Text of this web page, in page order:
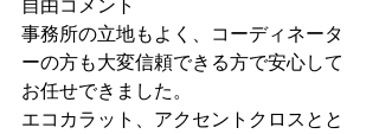
自由コメント
事務所の立地もよく、コーディネータ
ーの方も大変信頼できる方で安心して
お任せできました。
エコカラット、アクセントクロスとと